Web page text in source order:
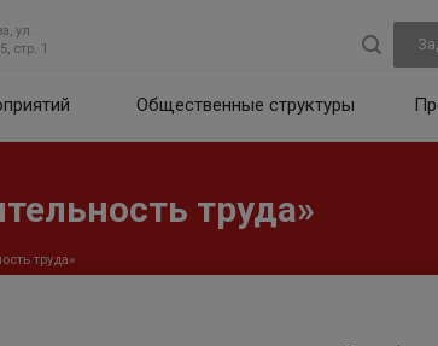
ул.
стр. 1
Общественные структуры
труда»
труда»